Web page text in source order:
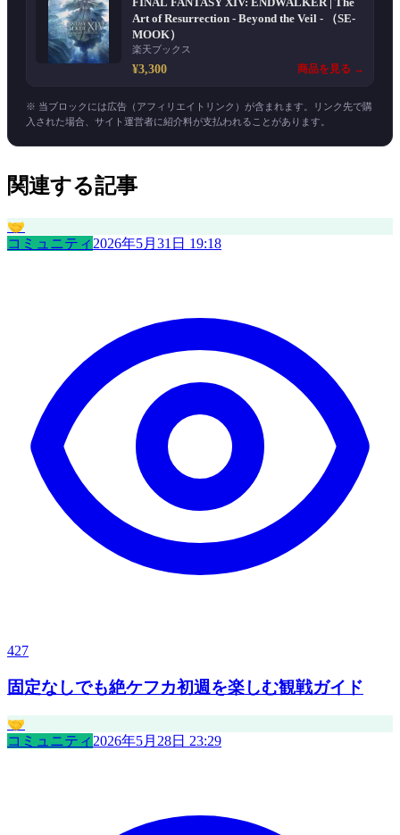
Art of Resurrection - Beyond the Veil - （SE-
MOOK）
楽天ブックス
¥3,300 商品を見る →
※ 当ブロックには広告（アフィリエイトリンク）が含まれます。リンク先で購
入された場合、サイト運営者に紹介料が支払われることがあります。
関連する記事
🤝
コミュニティ 2026年5月31日 19:18
427
固定なしでも絶ケフカ初週を楽しむ観戦ガイド
🤝
コミュニティ 2026年5月28日 23:29